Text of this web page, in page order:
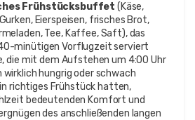
Frühstücksbuffet (Käse,
Eierspeisen, frisches Brot,
Tee, Kaffee, Saft), das
minütigen Vorflugzeit serviert
die mit dem Aufstehen um 4:00 Uhr
wirklich hungrig oder schwach
richtiges Frühstück hatten,
bedeutenden Komfort und
des anschließenden langen